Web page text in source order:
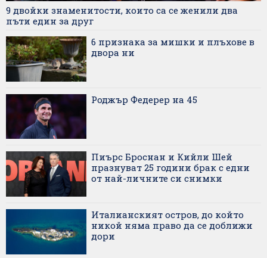
9 двойки знаменитости, които са се женили два
пъти един за друг
6 признака за мишки и плъхове в
двора ни
Роджър Федерер на 45
Пиърс Броснан и Кийли Шей
празнуват 25 години брак с едни
от най-личните си снимки
Италианският остров, до който
никой няма право да се доближи
дори